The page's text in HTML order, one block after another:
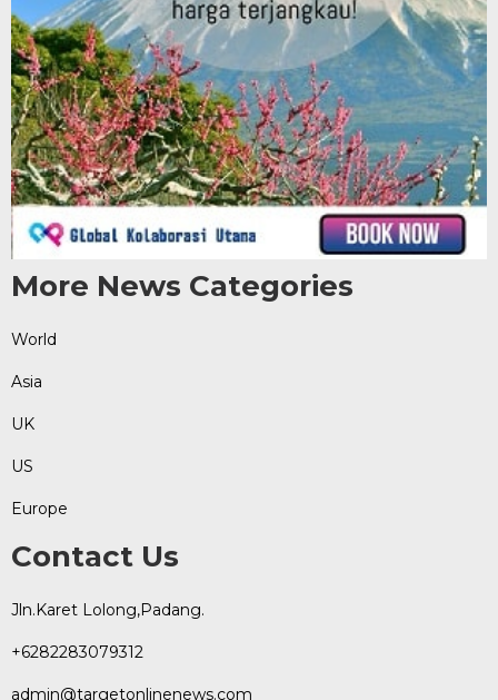
More News Categories
World
Asia
UK
US
Europe
Contact Us
Jln.Karet Lolong,Padang.
+6282283079312
admin@targetonlinenews.com